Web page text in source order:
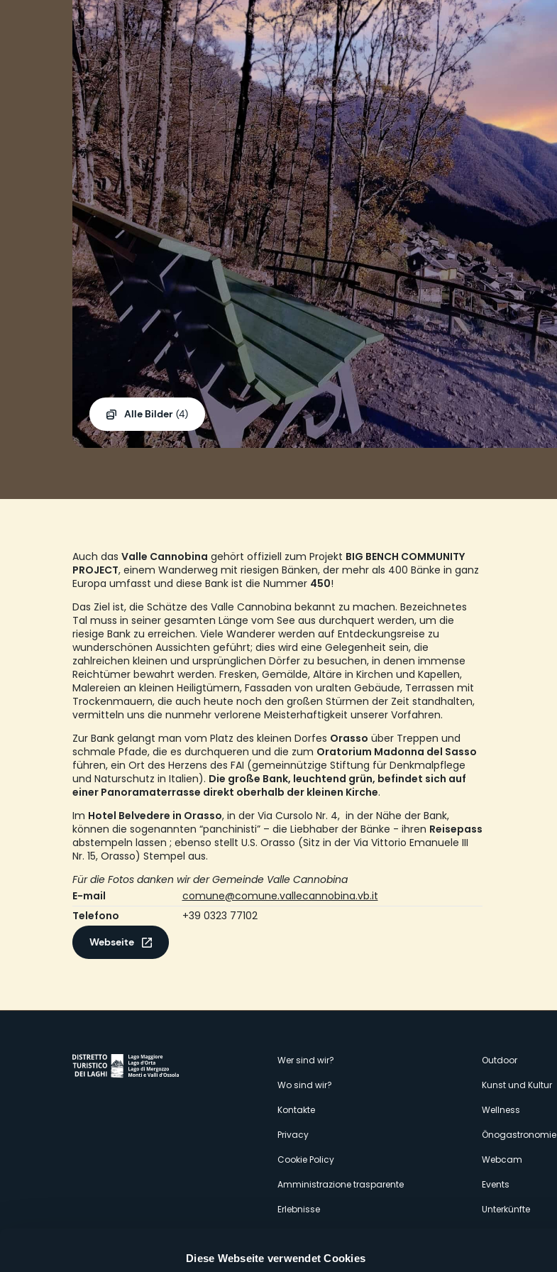
Diese Webseite verwendet Cookies
Alle Bilder (4)
Auch das Valle Cannobina gehört offiziell zum Projekt BIG BENCH COMMUNITY
PROJECT, einem Wanderweg mit riesigen Bänken, der mehr als 400 Bänke in ganz
Europa umfasst und diese Bank ist die Nummer 450!
Das Ziel ist, die Schätze des Valle Cannobina bekannt zu machen. Bezeichnetes
Tal muss in seiner gesamten Länge vom See aus durchquert werden, um die
riesige Bank zu erreichen. Viele Wanderer werden auf Entdeckungsreise zu
wunderschönen Aussichten geführt; dies wird eine Gelegenheit sein, die
zahlreichen kleinen und ursprünglichen Dörfer zu besuchen, in denen immense
Reichtümer bewahrt werden. Fresken, Gemälde, Altäre in Kirchen und Kapellen,
Malereien an kleinen Heiligtümern, Fassaden von uralten Gebäude, Terrassen mit
Trockenmauern, die auch heute noch den großen Stürmen der Zeit standhalten,
vermitteln uns die nunmehr verlorene Meisterhaftigkeit unserer Vorfahren.
Zur Bank gelangt man vom Platz des kleinen Dorfes Orasso über Treppen und
schmale Pfade, die es durchqueren und die zum Oratorium Madonna del Sasso
führen, ein Ort des Herzens des FAI (gemeinnützige Stiftung für Denkmalpflege
und Naturschutz in Italien). Die große Bank, leuchtend grün, befindet sich auf
einer Panoramaterrasse direkt oberhalb der kleinen Kirche.
Im Hotel Belvedere in Orasso, in der Via Cursolo Nr. 4, in der Nähe der Bank,
können die sogenannten “panchinisti” – die Liebhaber der Bänke - ihren Reisepass
abstempeln lassen ; ebenso stellt U.S. Orasso (Sitz in der Via Vittorio Emanuele III
Nr. 15, Orasso) Stempel aus.
Für die Fotos danken wir der Gemeinde Valle Cannobina
E-mail
comune@comune.vallecannobina.vb.it
Telefono
+39 0323 77102
Webseite
Menù
secondario
Wer sind wir?
Wo sind wir?
Kontakte
Privacy
Cookie Policy
Amministrazione trasparente
Erlebnisse
Outdoor
Kunst und Kultur
Wellness
Önogastronomie
Webcam
Events
Unterkünfte